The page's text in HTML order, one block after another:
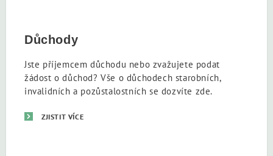
Důchody
Jste příjemcem důchodu nebo zvažujete podat
žádost o důchod? Vše o důchodech starobních,
invalidních a pozůstalostních se dozvíte zde.
ZJISTIT VÍCE